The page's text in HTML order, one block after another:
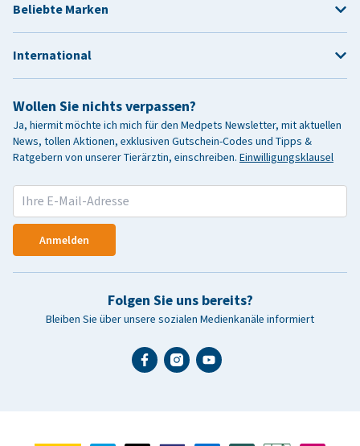
Wollen Sie nichts verpassen?
Ja, hiermit möchte ich mich für den Medpets Newsletter, mit aktuellen
News, tollen Aktionen, exklusiven Gutschein-Codes und Tipps &
Ratgebern von unserer Tierärztin, einschreiben. Einwilligungsklausel
Anmelden
Folgen Sie uns bereits?
Bleiben Sie über unsere sozialen Medienkanäle informiert
Beliebte Marken
International